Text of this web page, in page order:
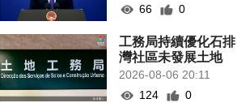
66
0
工務局持續優化石排
灣社區未發展土地
2026-08-06 20:11
124
0